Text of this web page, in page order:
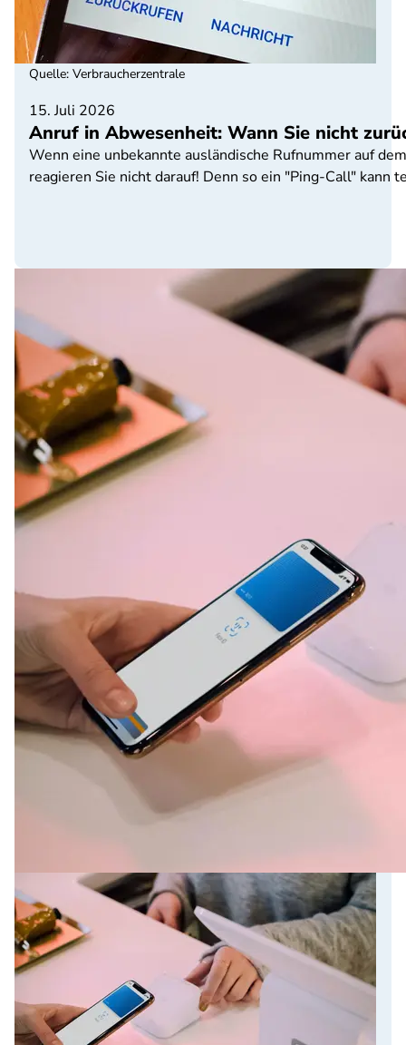
15. Juli 2026
Anruf in Abwesenheit: Wann Sie nicht
Wenn eine unbekannte ausländische Rufnummer auf
reagieren Sie nicht darauf! Denn so ein "Ping-Call" kann
Quelle: Verbraucherzentrale